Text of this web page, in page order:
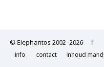
© Elephantos 2002–2026
info contact Inhoud